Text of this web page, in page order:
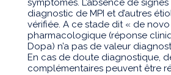
symptômes. L’absence de
diagnostic de MPI et d’autres
vérifiée. A ce stade dit « de
pharmacologique (réponse
Dopa) n’a pas de valeur
En cas de doute diagnostique,
complémentaires peuvent être